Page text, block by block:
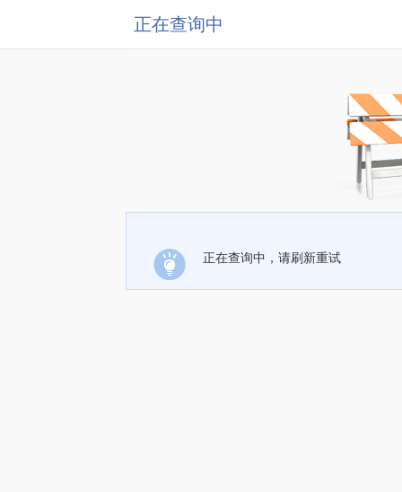
正在查询中
正在查询中，请刷新重试